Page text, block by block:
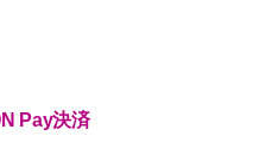
Pay決済